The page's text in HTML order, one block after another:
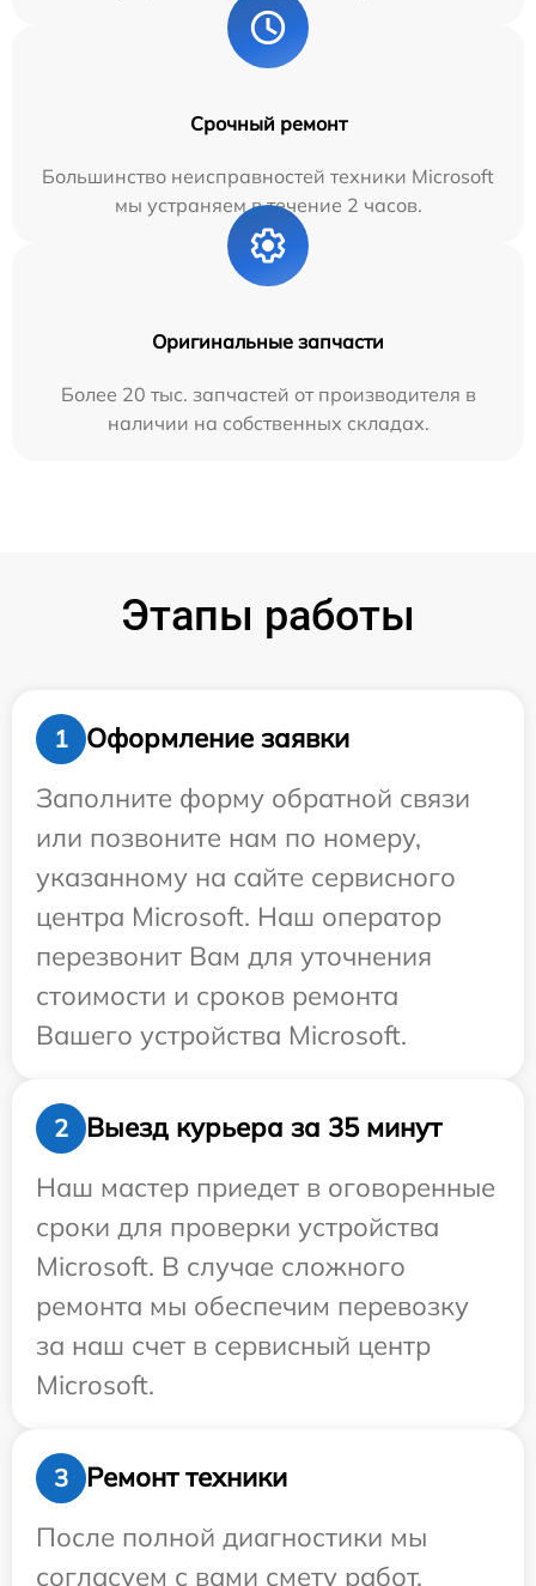
Срочный ремонт
Большинство неисправностей техники Microsoft
мы устраняем в течение 2 часов.
Оригинальные запчасти
Более 20 тыс. запчастей от производителя в
наличии на собственных складах.
Этапы работы
1
Оформление заявки
Заполните форму обратной связи
или позвоните нам по номеру,
указанному на сайте сервисного
центра Microsoft. Наш оператор
перезвонит Вам для уточнения
стоимости и сроков ремонта
Вашего устройства Microsoft.
2
Выезд курьера за 35 минут
Наш мастер приедет в оговоренные
сроки для проверки устройства
Microsoft. В случае сложного
ремонта мы обеспечим перевозку
за наш счет в сервисный центр
Microsoft.
3
Ремонт техники
После полной диагностики мы
согласуем с вами смету работ,